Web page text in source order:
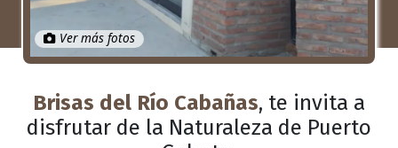
Ver más fotos
Brisas del Río Cabañas, te invita a
disfrutar de la Naturaleza de Puerto